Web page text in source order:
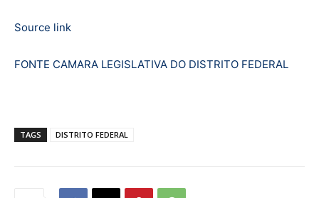
Source link
FONTE CAMARA LEGISLATIVA DO DISTRITO FEDERAL
TAGS DISTRITO FEDERAL